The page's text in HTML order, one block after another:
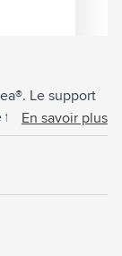
Le support
fibres végétales
et issu de
» en haut
En savoir plus